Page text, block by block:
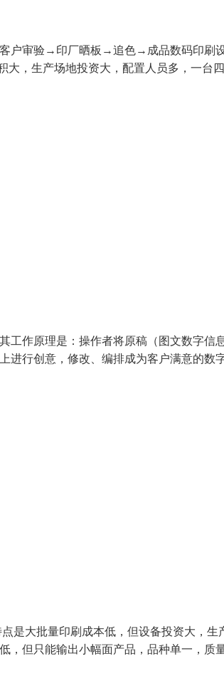
户审验→印厂晒板→追色→成品数码印刷
，生产场地投资大，配置人员多，一台
工作原理是：操作者将原稿（图文数字信
进行创意，修改、编排成为客户满意的数
是大批量印刷成本低，但设备投资大，生
，但只能输出小幅面产品，品种单一，质